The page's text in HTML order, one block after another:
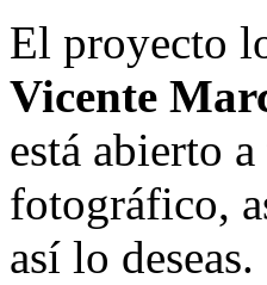
El proyecto
Vicente
está abierto
fotográfico,
así lo deseas.